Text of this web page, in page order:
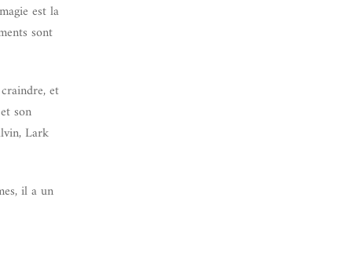
est la
sont
et
son
Lark
il a un